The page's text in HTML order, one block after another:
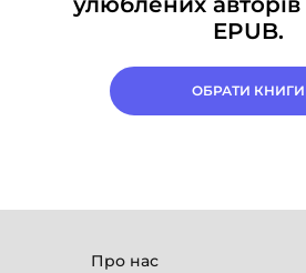
EPUB.
ОБРАТИ КНИГИ
Про нас